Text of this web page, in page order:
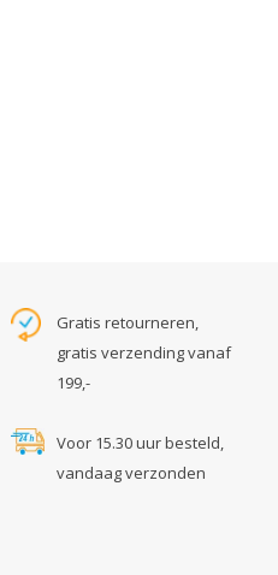
Gratis retourneren,
gratis verzending vanaf
199,-
Voor 15.30 uur besteld,
vandaag verzonden